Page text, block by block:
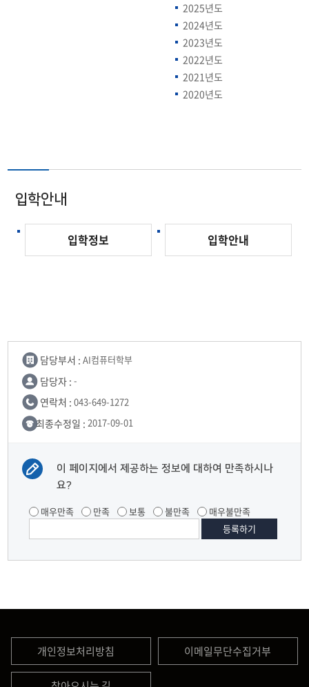
2025년도
2024년도
2023년도
2022년도
2021년도
2020년도
입학안내
입학정보 입학안내
담당부서 : AI컴퓨터학부
담당자 : -
연락처 : 043-649-1272
최종수정일 : 2017-09-01
이 페이지에서 제공하는 정보에 대하여 만족하시나
요?
매우만족 만족 보통 불만족 매우불만족
개인정보처리방침 이메일무단수집거부